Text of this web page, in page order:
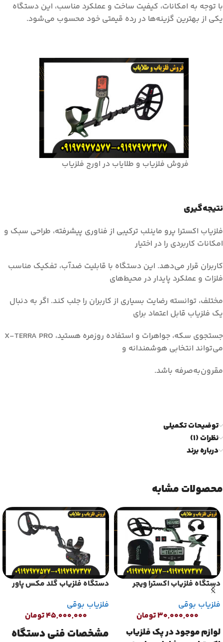
با توجه به امکانات، کیفیت ساخت و عملکرد مناسب، این دستگاه
یکی از بهترین گزینه‌ها در رده قیمتی خود محسوب می‌شود.
فروش فلزیاب و طلایاب در اورج فلزیاب
نتیجه‌گیری
فلزیاب اکسترا پرو ماینلب ترکیبی از فناوری پیشرفته، طراحی سبک و
امکانات کاربردی را در اختیار
کاربران قرار می‌دهد. این دستگاه با قابلیت ضدآب، تفکیک مناسب
فلزات و عملکرد پایدار در محیط‌های
مختلف، توانسته رضایت بسیاری از کاربران را جلب کند. اگر به دنبال
یک فلزیاب قابل اعتماد برای
جستجوی سکه، جواهرات و استفاده روزمره هستید، X-TERRA PRO
می‌تواند انتخابی هوشمندانه و
مقرون‌به‌صرفه باشد.
توضیحات تکمیلی
نظرات (1)
درباره برند
محصولات مشابه
دستگاه فلزیاب اکسترا ویجر
فلزیاب بوقی
۳۰,۰۰۰,۰۰۰تومان
لوازم موجود در پک فلزیاب
دستگاه فلزیاب گلد مکس پاور
فلزیاب بوقی
۴۵,۰۰۰,۰۰۰تومان
مشخصات فنی دستگاه